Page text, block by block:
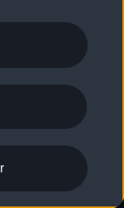
min bil av detta?